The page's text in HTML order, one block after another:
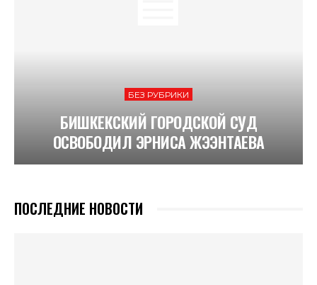
БЕЗ РУБРИКИ
БИШКЕКСКИЙ ГОРОДСКОЙ СУД
ОСВОБОДИЛ ЭРНИСА ЖЭЭНТАЕВА
ПОСЛЕДНИЕ НОВОСТИ